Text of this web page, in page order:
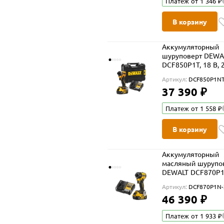
В корзину
Аккумуляторный
шуруповерт
DCF850P1T, 18 В,
5 Ач и ЗУ, в кейсе
TSTAK
Артикул:
37 390 ₽
Платеж от 1 558 ₽
В корзину
Аккумуляторный
масляный
DEWALT
АКБ 5 Ач и ЗУ
(DCF870P1N-XJ)
Артикул:
46 390 ₽
Платеж от 1 933 ₽